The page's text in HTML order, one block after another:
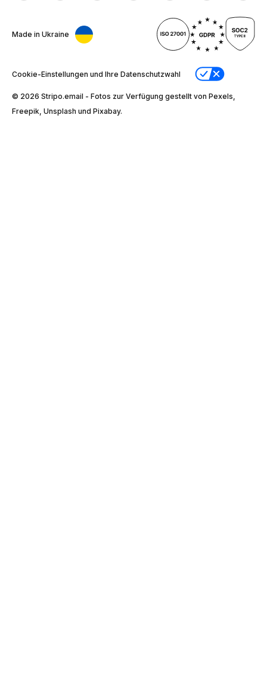
Made in Ukraine
Cookie-Einstellungen und Ihre Datenschutzwahl
© 2026 Stripо.email - Fotos zur Verfügung gestellt von Pexels,
Freepik, Unsplash und Pixabay.